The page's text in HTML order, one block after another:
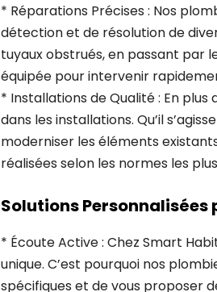
* Réparations Précises : Nos
détection et de résolution de
tuyaux obstrués, en passant par
équipée pour intervenir
* Installations de Qualité : En
dans les installations. Qu’il
moderniser les éléments
réalisées selon les normes les
Solutions
* Écoute Active : Chez Smart
unique. C’est pourquoi nos
spécifiques et de vous proposer